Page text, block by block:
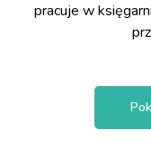
pracuje w